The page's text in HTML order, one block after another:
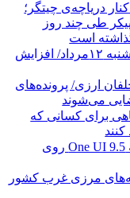
دریاچه‌ی چیتگر؛
طی چند روز
است
قیمت دلار امروز دوشنبه ۱۲مرداد/ افزایش
ارزی/ پرونده‌های
برای کسانی که
مشاهده اولین نسخه One UI 9.5 روی
مرزی غرب کشور